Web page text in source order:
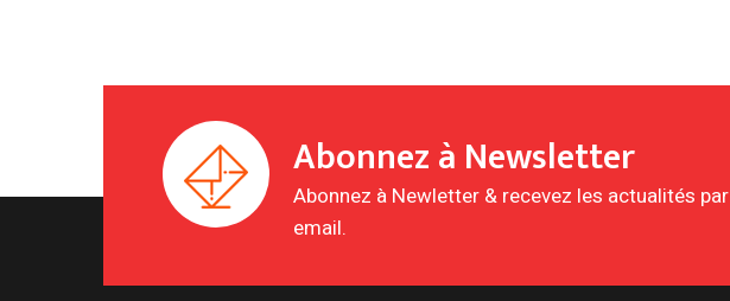
Abonnez à Newsletter
Abonnez à Newletter & recevez les actualités par
email.